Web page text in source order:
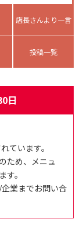
店長さんより一言
投稿一覧
日
ています。
ため、メニュ
。
業までお問い合